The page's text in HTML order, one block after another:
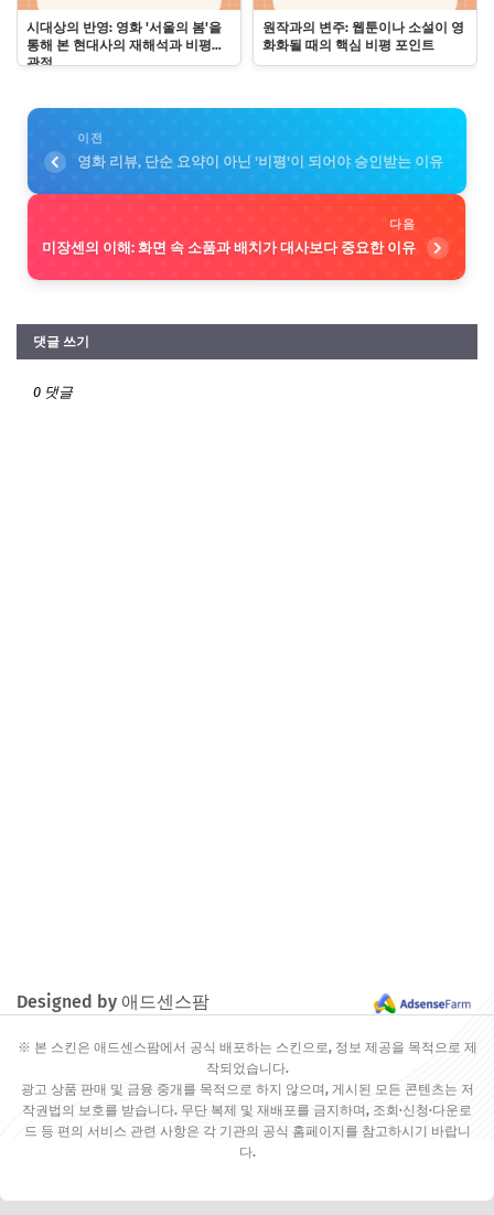
시대상의 반영: 영화 '서울의 봄'을
통해 본 현대사의 재해석과 비평적
관점
원작과의 변주: 웹툰이나 소설이 영
화화될 때의 핵심 비평 포인트
이전
영화 리뷰, 단순 요약이 아닌 '비평'이 되어야 승인받는 이유
다음
미장센의 이해: 화면 속 소품과 배치가 대사보다 중요한 이유
댓글 쓰기
0 댓글
Designed by 애드센스팜
※ 본 스킨은 애드센스팜에서 공식 배포하는 스킨으로, 정보 제공을 목적으로 제
작되었습니다.
광고 상품 판매 및 금융 중개를 목적으로 하지 않으며, 게시된 모든 콘텐츠는 저
작권법의 보호를 받습니다. 무단 복제 및 재배포를 금지하며, 조회·신청·다운로
드 등 편의 서비스 관련 사항은 각 기관의 공식 홈페이지를 참고하시기 바랍니
다.